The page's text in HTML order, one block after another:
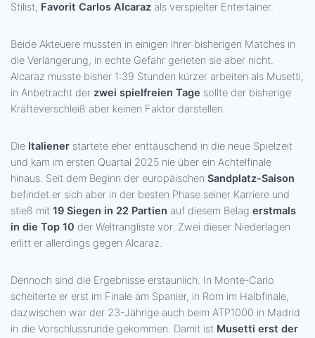
Stilist, Favorit Carlos Alcaraz als verspielter Entertainer.
Beide Akteuere mussten in einigen ihrer bisherigen Matches in
die Verlängerung, in echte Gefahr gerieten sie aber nicht.
Alcaraz musste bisher 1:39 Stunden kürzer arbeiten als Musetti,
in Anbetracht der zwei spielfreien Tage sollte der bisherige
Kräfteverschleiß aber keinen Faktor darstellen.
Die Italiener startete eher enttäuschend in die neue Spielzeit
und kam im ersten Quartal 2025 nie über ein Achtelfinale
hinaus. Seit dem Beginn der europäischen Sandplatz-Saison
befindet er sich aber in der besten Phase seiner Karriere und
stieß mit 19 Siegen in 22 Partien auf diesem Belag erstmals
in die Top 10 der Weltrangliste vor. Zwei dieser Niederlagen
erlitt er allerdings gegen Alcaraz.
Dennoch sind die Ergebnisse erstaunlich. In Monte-Carlo
scheiterte er erst im Finale am Spanier, in Rom im Halbfinale,
dazwischen war der 23-Jährige auch beim ATP1000 in Madrid
in die Vorschlussrunde gekommen. Damit ist Musetti erst der